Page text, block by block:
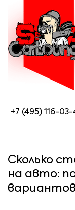
+7 (495) 116-03-
Сколько
на авто:
вариантов